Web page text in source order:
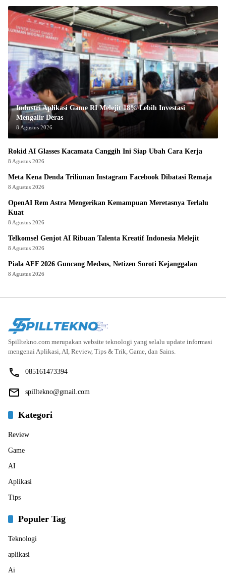
Industri Aplikasi Game RI Melejit 18% Lebih Investasi
Mengalir Deras
8 Agustus 2026
Rokid AI Glasses Kacamata Canggih Ini Siap Ubah Cara Kerja
8 Agustus 2026
Meta Kena Denda Triliunan Instagram Facebook Dibatasi Remaja
8 Agustus 2026
OpenAI Rem Astra Mengerikan Kemampuan Meretasnya Terlalu
Kuat
8 Agustus 2026
Telkomsel Genjot AI Ribuan Talenta Kreatif Indonesia Melejit
8 Agustus 2026
Piala AFF 2026 Guncang Medsos, Netizen Soroti Kejanggalan
8 Agustus 2026
Spilltekno.com merupakan website teknologi yang selalu update informasi
mengenai Aplikasi, AI, Review, Tips & Trik, Game, dan Sains.
085161473394
spilltekno@gmail.com
Kategori
Review
Game
AI
Aplikasi
Tips
Populer Tag
Teknologi
aplikasi
Ai